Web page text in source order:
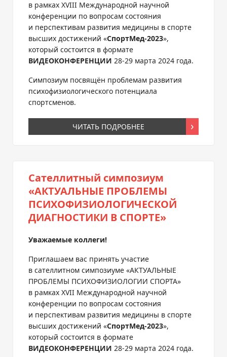
в рамках XVIII Международной научной
конференции по вопросам состояния
и перспективам развития медицины в спорте
высших достижений «СпортМед-2023»,
который состоится в формате
ВИДЕОКОНФЕРЕНЦИИ 28-29 марта 2024 года.
Симпозиум посвящён проблемам развития
психофизиологического потенциала
спортсменов.
ЧИТАТЬ ПОДРОБНЕЕ
Сателлитный симпозиум
«АКТУАЛЬНЫЕ ПРОБЛЕМЫ
ПСИХОФИЗИОЛОГИЧЕСКОЙ
ДИАГНОСТИКИ В СПОРТЕ»
Уважаемые коллеги!
Приглашаем вас принять участие
в сателлитном симпозиуме «АКТУАЛЬНЫЕ
ПРОБЛЕМЫ ПСИХОФИЗИОЛОГИИ СПОРТА»
в рамках XVII Международной научной
конференции по вопросам состояния
и перспективам развития медицины в спорте
высших достижений «СпортМед-2023»,
который состоится в формате
ВИДЕОКОНФЕРЕНЦИИ 28-29 марта 2024 года.